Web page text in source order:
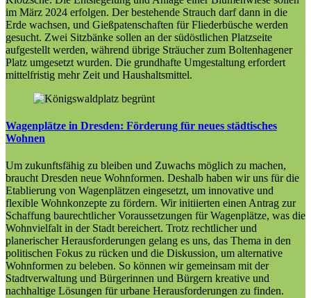
im März 2024 erfolgen. Der bestehende Strauch darf dann in die
Erde wachsen, und Gießpatenschaften für Fliederbüsche werden
gesucht. Zwei Sitzbänke sollen an der südöstlichen Platzseite
aufgestellt werden, während übrige Sträucher zum Boltenhagener
Platz umgesetzt wurden. Die grundhafte Umgestaltung erfordert
mittelfristig mehr Zeit und Haushaltsmittel.
Wagenplätze in Dresden: Förderung für neues städtisches
Wohnen
Um zukunftsfähig zu bleiben und Zuwachs möglich zu machen,
braucht Dresden neue Wohnformen. Deshalb haben wir uns für die
Etablierung von Wagenplätzen eingesetzt, um innovative und
flexible Wohnkonzepte zu fördern. Wir initiierten einen Antrag zur
Schaffung baurechtlicher Voraussetzungen für Wagenplätze, was die
Wohnvielfalt in der Stadt bereichert. Trotz rechtlicher und
planerischer Herausforderungen gelang es uns, das Thema in den
politischen Fokus zu rücken und die Diskussion, um alternative
Wohnformen zu beleben. So können wir gemeinsam mit der
Stadtverwaltung und Bürgerinnen und Bürgern kreative und
nachhaltige Lösungen für urbane Herausforderungen zu finden.